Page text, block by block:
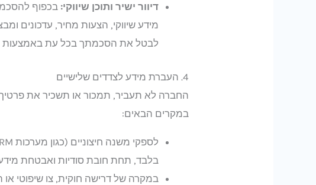
דיוור ישיר ותוכן שיווקי: בכפוף
לבטל את הסכמתך בכל עת באמצעות
4. העברת מידע לצדדים שלישיים
החברה לא תעביר, תמכור או תשכיר את
במקרים הבאים:
בלבד, תחת חובת סודיות ואבטחת
במקרה של דרישה חוקית, צו שיפוטי